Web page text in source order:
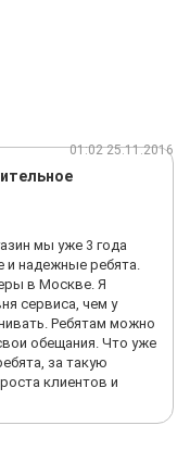
01:02 25.11.2016
мы уже 3 года
и надежные ребята.
в Москве. Я
сервиса, чем у
Ребятам можно
обещания. Что уже
за такую
клиентов и